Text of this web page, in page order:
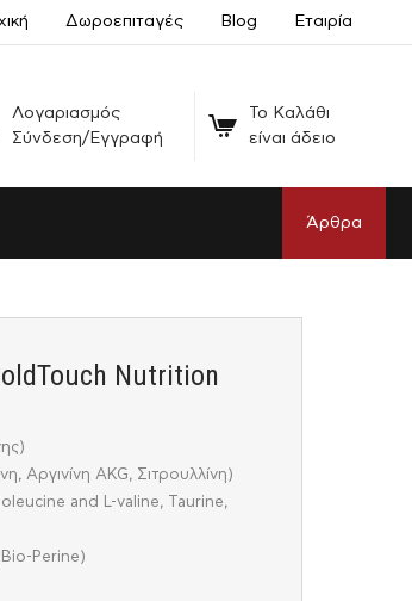
Δωροεπιταγές Blog Εταιρία
Λογαριασμός
Σύνδεση/Εγγραφή
Το Καλάθι
είναι άδειο
Άρθρα
Nutrition
Αργινίνη AKG, Σιτρουλλίνη)
and L-valine, Taurine,
Perine)